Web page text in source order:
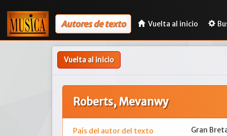
Autores de texto Vuelta al inicio
Vuelta al inicio
Roberts, Mevanwy
País del autor del texto
Gran